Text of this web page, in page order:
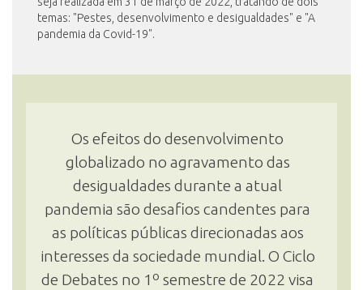
temas: "Pestes, desenvolvimento e desigualdades" e "A
pandemia da Covid-19".
Os efeitos do desenvolvimento
globalizado no agravamento das
desigualdades durante a atual
pandemia são desafios candentes para
as políticas públicas direcionadas aos
interesses da sociedade mundial. O Ciclo
de Debates no 1º semestre de 2022 visa